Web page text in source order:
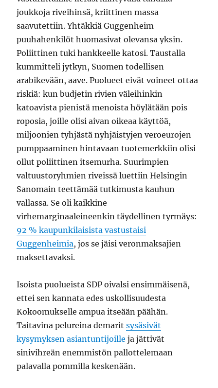
joukkoja riveihinsä, kriittinen massa
saavutettiin. Yhtäkkiä Guggenheim-
puuhahenkilöt huomasivat olevansa yksin.
Poliittinen tuki hankkeelle katosi. Taustalla
kummitteli jytkyn, Suomen todellisen
arabikevään, aave. Puolueet eivät voineet ottaa
riskiä: kun budjetin rivien väleihinkin
katoavista pienistä menoista höylätään pois
roposia, joille olisi aivan oikeaa käyttöä,
miljoonien tyhjästä nyhjäistyjen veroeurojen
pumppaaminen hintavaan tuotemerkkiin olisi
ollut poliittinen itsemurha. Suurimpien
valtuustoryhmien riveissä luettiin Helsingin
Sanomain teettämää tutkimusta kauhun
vallassa. Se oli kaikkine
virhemarginaaleineenkin täydellinen tyrmäys:
92 % kaupunkilaisista vastustaisi
Guggenheimia, jos se jäisi veronmaksajien
maksettavaksi.
Isoista puolueista SDP oivalsi ensimmäisenä,
ettei sen kannata edes uskollisuudesta
Kokoomukselle ampua itseään päähän.
Taitavina pelureina demaritsysäsivät
kysymyksen asiantuntijoille ja jättivät
sinivihreän enemmistön pallottelemaan
palavalla pommilla keskenään.